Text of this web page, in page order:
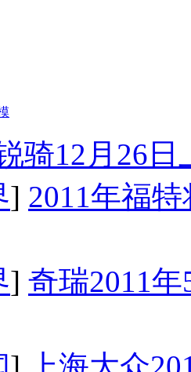
骑12月26
] 2011年福
] 奇瑞2011